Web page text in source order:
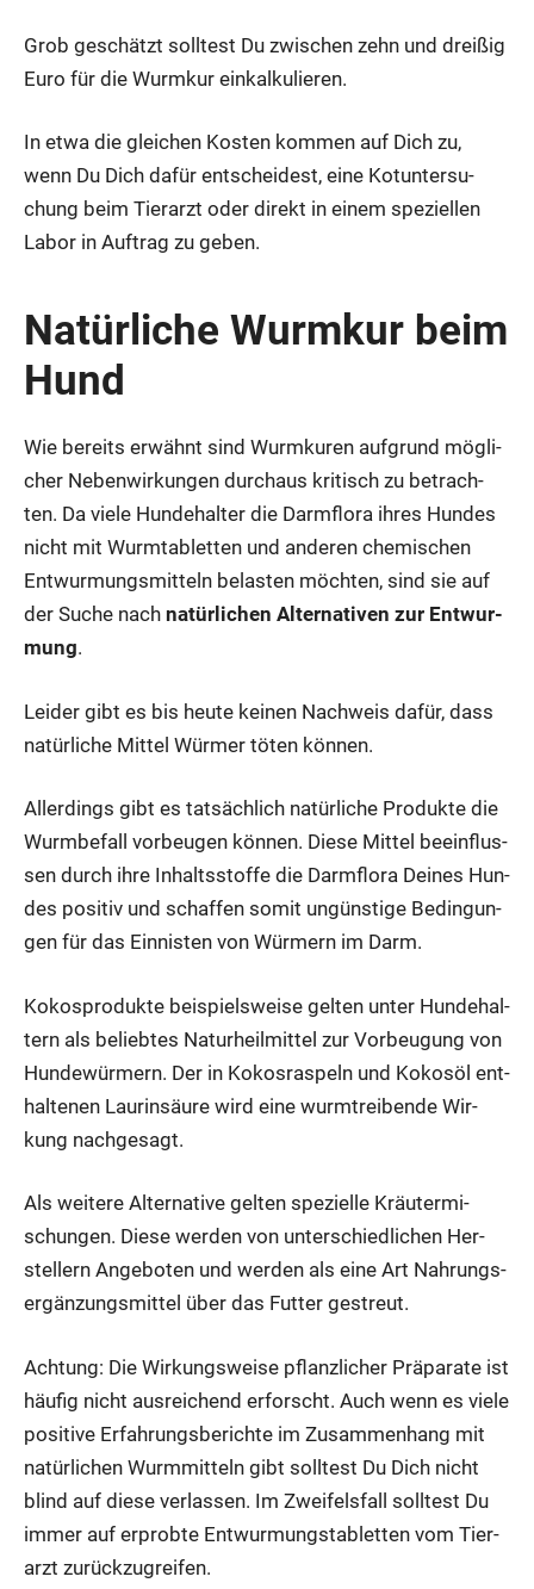
Grob geschätzt soll­test Du zwi­schen zehn und drei­ßig
Euro für die Wurm­kur ein­kal­ku­lie­ren.
In etwa die glei­chen Kos­ten kom­men auf Dich zu,
wenn Du Dich dafür ent­schei­dest, eine Kot­un­ter­su­
chung beim Tier­arzt oder direkt in einem spe­zi­el­len
Labor in Auf­trag zu geben.
Natür­li­che Wurm­kur beim
Hund
Wie bereits erwähnt sind Wurm­ku­ren auf­grund mög­li­
cher Neben­wir­kun­gen durch­aus kri­tisch zu betrach­
ten. Da vie­le Hun­de­hal­ter die Darm­flo­ra ihres Hun­des
nicht mit Wurm­ta­blet­ten und ande­ren che­mi­schen
Ent­wur­mungs­mit­teln belas­ten möch­ten, sind sie auf
der Suche nach natür­li­chen Alter­na­ti­ven zur Ent­wur­
mung.
Lei­der gibt es bis heu­te kei­nen Nach­weis dafür, dass
natür­li­che Mit­tel Wür­mer töten kön­nen.
Aller­dings gibt es tat­säch­lich natür­li­che Pro­duk­te die
Wurm­be­fall vor­beu­gen kön­nen. Die­se Mit­tel beein­flus­
sen durch ihre Inhalts­stof­fe die Darm­flo­ra Dei­nes Hun­
des posi­tiv und schaf­fen somit ungüns­ti­ge Bedin­gun­
gen für das Ein­nis­ten von Wür­mern im Darm.
Kokospro­duk­te bei­spiels­wei­se gel­ten unter Hun­de­hal­
tern als belieb­tes Natur­heil­mit­tel zur Vor­beu­gung von
Hun­de­wür­mern. Der in Kokos­ras­peln und Kokos­öl ent­
hal­te­nen Laurin­säu­re wird eine wurm­trei­ben­de Wir­
kung nach­ge­sagt.
Als wei­te­re Alter­na­ti­ve gel­ten spe­zi­el­le Kräu­ter­mi­
schun­gen. Die­se wer­den von unter­schied­li­chen Her­
stel­lern Ange­bo­ten und wer­den als eine Art Nah­rungs­
er­gän­zungs­mit­tel über das Fut­ter gestreut.
Ach­tung: Die Wir­kungs­wei­se pflanz­li­cher Prä­pa­ra­te ist
häu­fig nicht aus­rei­chend erforscht. Auch wenn es vie­le
posi­ti­ve Erfah­rungs­be­rich­te im Zusam­men­hang mit
natür­li­chen Wurm­mit­teln gibt soll­test Du Dich nicht
blind auf die­se ver­las­sen. Im Zwei­fels­fall soll­test Du
immer auf erprob­te Ent­wur­mungs­ta­blet­ten vom Tier­
arzt zurück­zu­grei­fen.